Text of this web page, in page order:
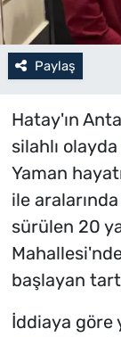
Paylaş
Hatay'ın
silahlı
Yaman
ile
sürülen 20
başlayan
İddiaya göre